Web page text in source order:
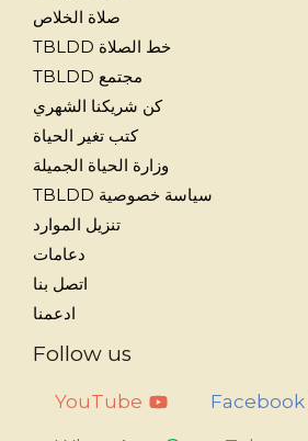
صلاة الخلاص
خط الصلاة TBLDD
مجتمع TBLDD
كن شريكنا الشهري
كتب تغير الحياة
وزارة الحياة الجميلة
سياسة خصوصية TBLDD
تنزيل الموارد
دعامات
اتصل بنا
ادعمنا
Follow us
Facebook
YouTube